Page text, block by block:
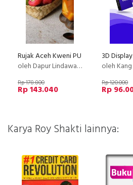
Rujak Aceh Kweni PU
oleh Dapur Lindawaty
Rp 178.800
Rp 143.040
3D
oleh
Rp 120.000
Rp
Karya Roy Shakti lainnya: